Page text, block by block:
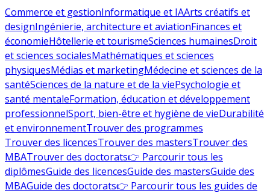
Commerce et gestionInformatique et IAArts créatifs et
designIngénierie, architecture et aviationFinances et
économieHôtellerie et tourismeSciences humainesDroit
et sciences socialesMathématiques et sciences
physiquesMédias et marketingMédecine et sciences de la
santéSciences de la nature et de la viePsychologie et
santé mentaleFormation, éducation et développement
professionnelSport, bien-être et hygiène de vieDurabilité
et environnementTrouver des programmes
Trouver des licencesTrouver des mastersTrouver des
MBATrouver des doctorats👉 Parcourir tous les
diplômesGuide des licencesGuide des mastersGuide des
MBAGuide des doctorats👉 Parcourir tous les guides de